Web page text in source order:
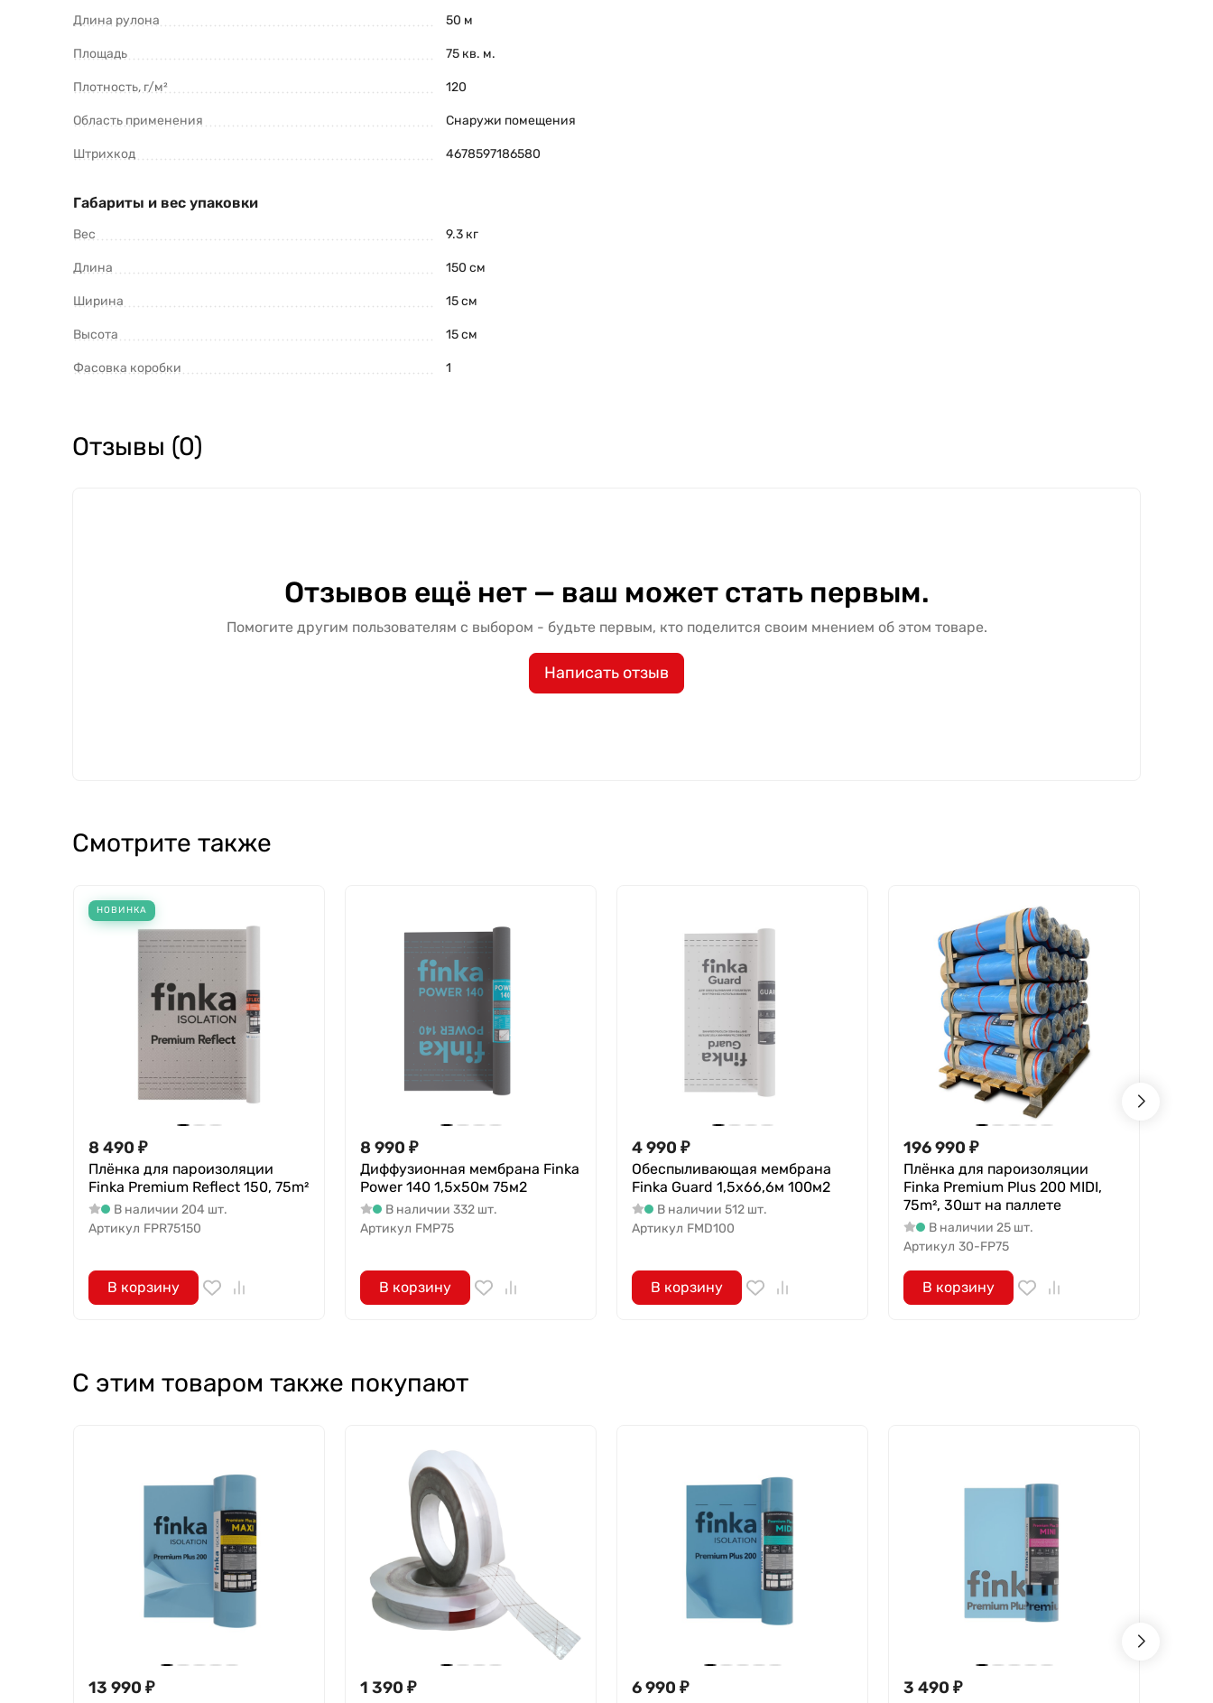
Эквивалентная толщина сопротивления диффузии (Sd) ≤ 0,03 м
Прочность на разрыв вдоль: 210 Н/50мм
УФ-экспозиция до укрытия: 3 месяца
Класс Водонепроницаемости: W1
Группа воспламеняемости, ГОСТ 30402-96: В3
Длина рулона 50 м
Площадь 75 кв. м.
Плотность, г/м² 120
Область применения Снаружи помещения
Штрихкод 4678597186580
Габариты и вес упаковки
Вес 9.3 кг
Длина 150 см
Ширина 15 см
Высота 15 см
Фасовка коробки 1
Отзывы (0)
Отзывов ещё нет — ваш может стать первым.
Помогите другим пользователям с выбором - будьте первым, кто поделится своим мнением об этом товаре.
Написать отзыв
Смотрите также
НОВИНКА
8 490 ₽
Плёнка для пароизоляции
Finka Premium Reflect 150, 75m²
В наличии 204 шт.
Артикул FPR75150
В корзину
8 990 ₽
Диффузионная мембрана Finka
Power 140 1,5х50м 75м2
В наличии 332 шт.
Артикул FMP75
В корзину
4 990 ₽
Обеспыливающая мембрана
Finka Guard 1,5х66,6м 100м2
В наличии 512 шт.
Артикул FMD100
В корзину
196 990 ₽
Плёнка для пароизоляции
Finka Premium Plus 200 MIDI,
75m², 30шт на паллете
В наличии 25 шт.
Артикул 30-FP75
В корзину
С этим товаром также покупают
13 990 ₽ 1 390 ₽ 6 990 ₽ 3 490 ₽